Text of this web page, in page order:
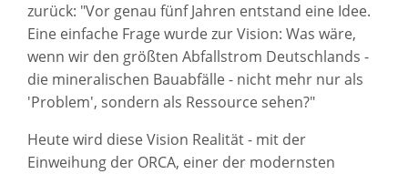
zurück: "Vor genau fünf Jahren entstand eine Idee.
Eine einfache Frage wurde zur Vision: Was wäre,
wenn wir den größten Abfallstrom Deutschlands -
die mineralischen Bauabfälle - nicht mehr nur als
'Problem', sondern als Ressource sehen?"
Heute wird diese Vision Realität - mit der
Einweihung der ORCA, einer der modernsten